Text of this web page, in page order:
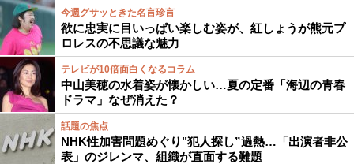
今週グサッときた名言珍言
欲に忠実に目いっぱい楽しむ姿が、紅しょうが熊元プ
ロレスの不思議な魅力
テレビが10倍面白くなるコラム
中山美穂の水着姿が懐かしい…夏の定番「海辺の青春
ドラマ」なぜ消えた？
話題の焦点
NHK性加害問題めぐり"犯人探し”過熱…「出演者非公
表」のジレンマ、組織が直面する難題